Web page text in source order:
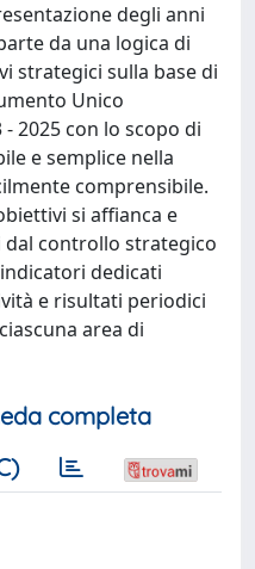
degli anni
da una logica di
strategici sulla base di
Unico
2025 con lo scopo di
e semplice nella
comprensibile.
si affianca e
controllo strategico
dedicati
e risultati periodici
area di
completa